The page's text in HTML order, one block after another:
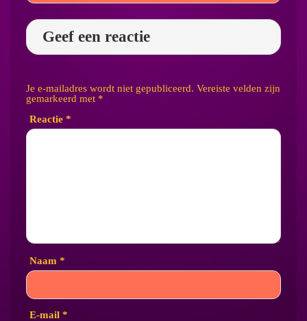
Geef een reactie
Je e-mailadres wordt niet gepubliceerd. Vereiste velden zijn
gemarkeerd met *
Reactie *
Naam *
E-mail *